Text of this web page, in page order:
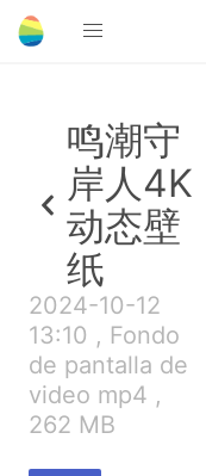
鸣潮守
岸人4K
动态壁
纸
2024-10-12
13:10 , Fondo
de pantalla de
video mp4 ,
262 MB